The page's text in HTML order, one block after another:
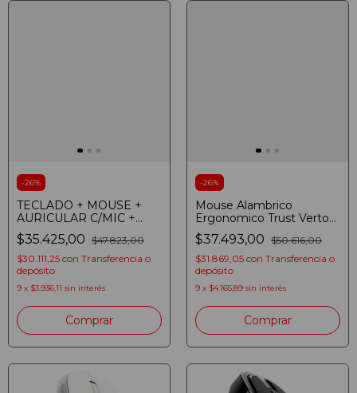
-26%
TECLADO + MOUSE +
AURICULAR C/MIC +
PAD NOGANET NKB-403
GAMER
$35.425,00 $47.823,00
$30.111,25 con Transferencia o
depósito
9 x $3.936,11 sin interés
Comprar
-26%
Mouse Alambrico
Ergonomico Trust Verto
Blanco Usb Blanco
$37.493,00 $50.616,00
$31.869,05 con Transferencia o
depósito
9 x $4.165,89 sin interés